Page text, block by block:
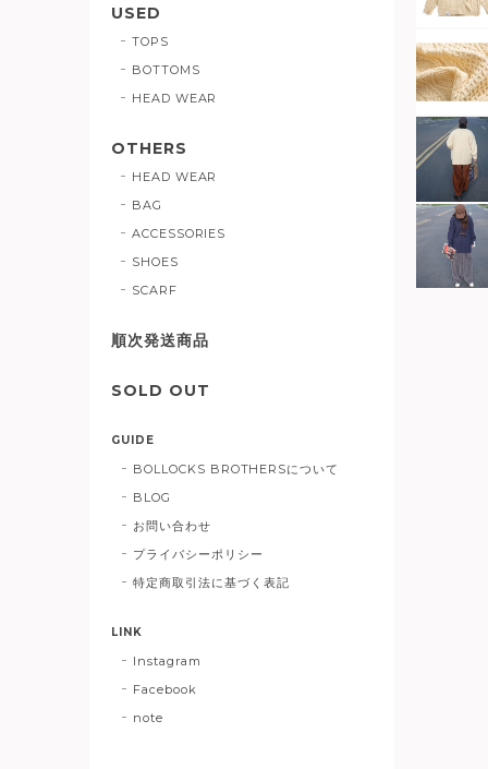
USED
TOPS
BOTTOMS
HEAD WEAR
OTHERS
HEAD WEAR
BAG
ACCESSORIES
SHOES
SCARF
順次発送商品
SOLD OUT
GUIDE
BOLLOCKS BROTHERSについて
BLOG
お問い合わせ
プライバシーポリシー
特定商取引法に基づく表記
LINK
Instagram
Facebook
note